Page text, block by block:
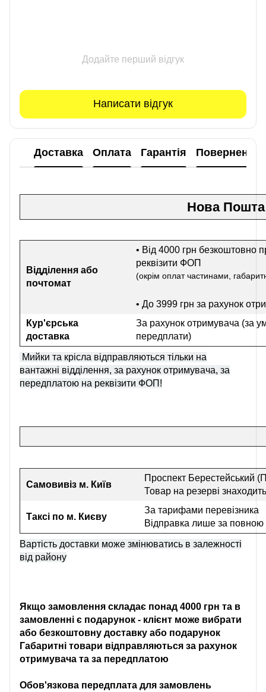
Додайте перший відгук
Написати відгук
Доставка Оплата Гарантія Повернення
Нова Пошта
Відділення або
почтомат
• Від 4000 грн безкоштовно
реквізити ФОП
(окрім оплат частинами,
• До 3999 грн за рахунок
Кур'єрська
доставка
За рахунок отримувача (за
передплати)
Мийки та крісла відправляються тільки на
вантажні відділення, за рахунок отримувача, за
передплатою на реквізити ФОП!
Самовивіз м. Київ
Проспект Берестейський
Товар на резерві
Таксі по м. Києву
За тарифами перевізника
Відправка лише за
Вартість доставки може змінюватись в залежності
від району
Якщо замовлення складає понад 4000 грн та в
замовленні є подарунок - клієнт може вибрати
або безкоштовну доставку або подарунок
Габаритні товари відправляються за рахунок
отримувача та за передплатою
Обов'язкова передплата для замовлень